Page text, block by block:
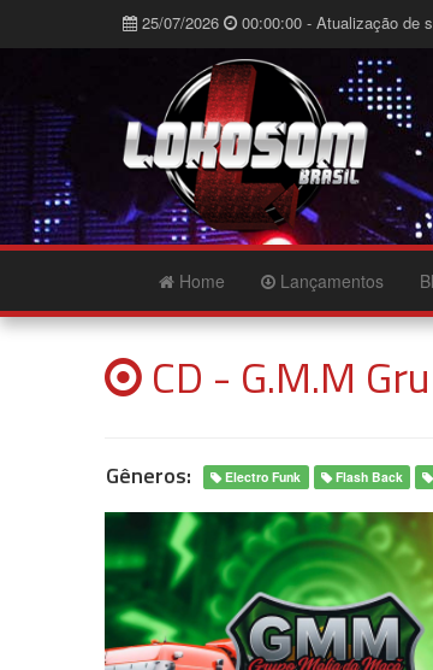
25/07/2026 00:00:00 - Atualização de
Home Lançamentos
CD - G.M.M
Gêneros: Electro Funk Flash Back